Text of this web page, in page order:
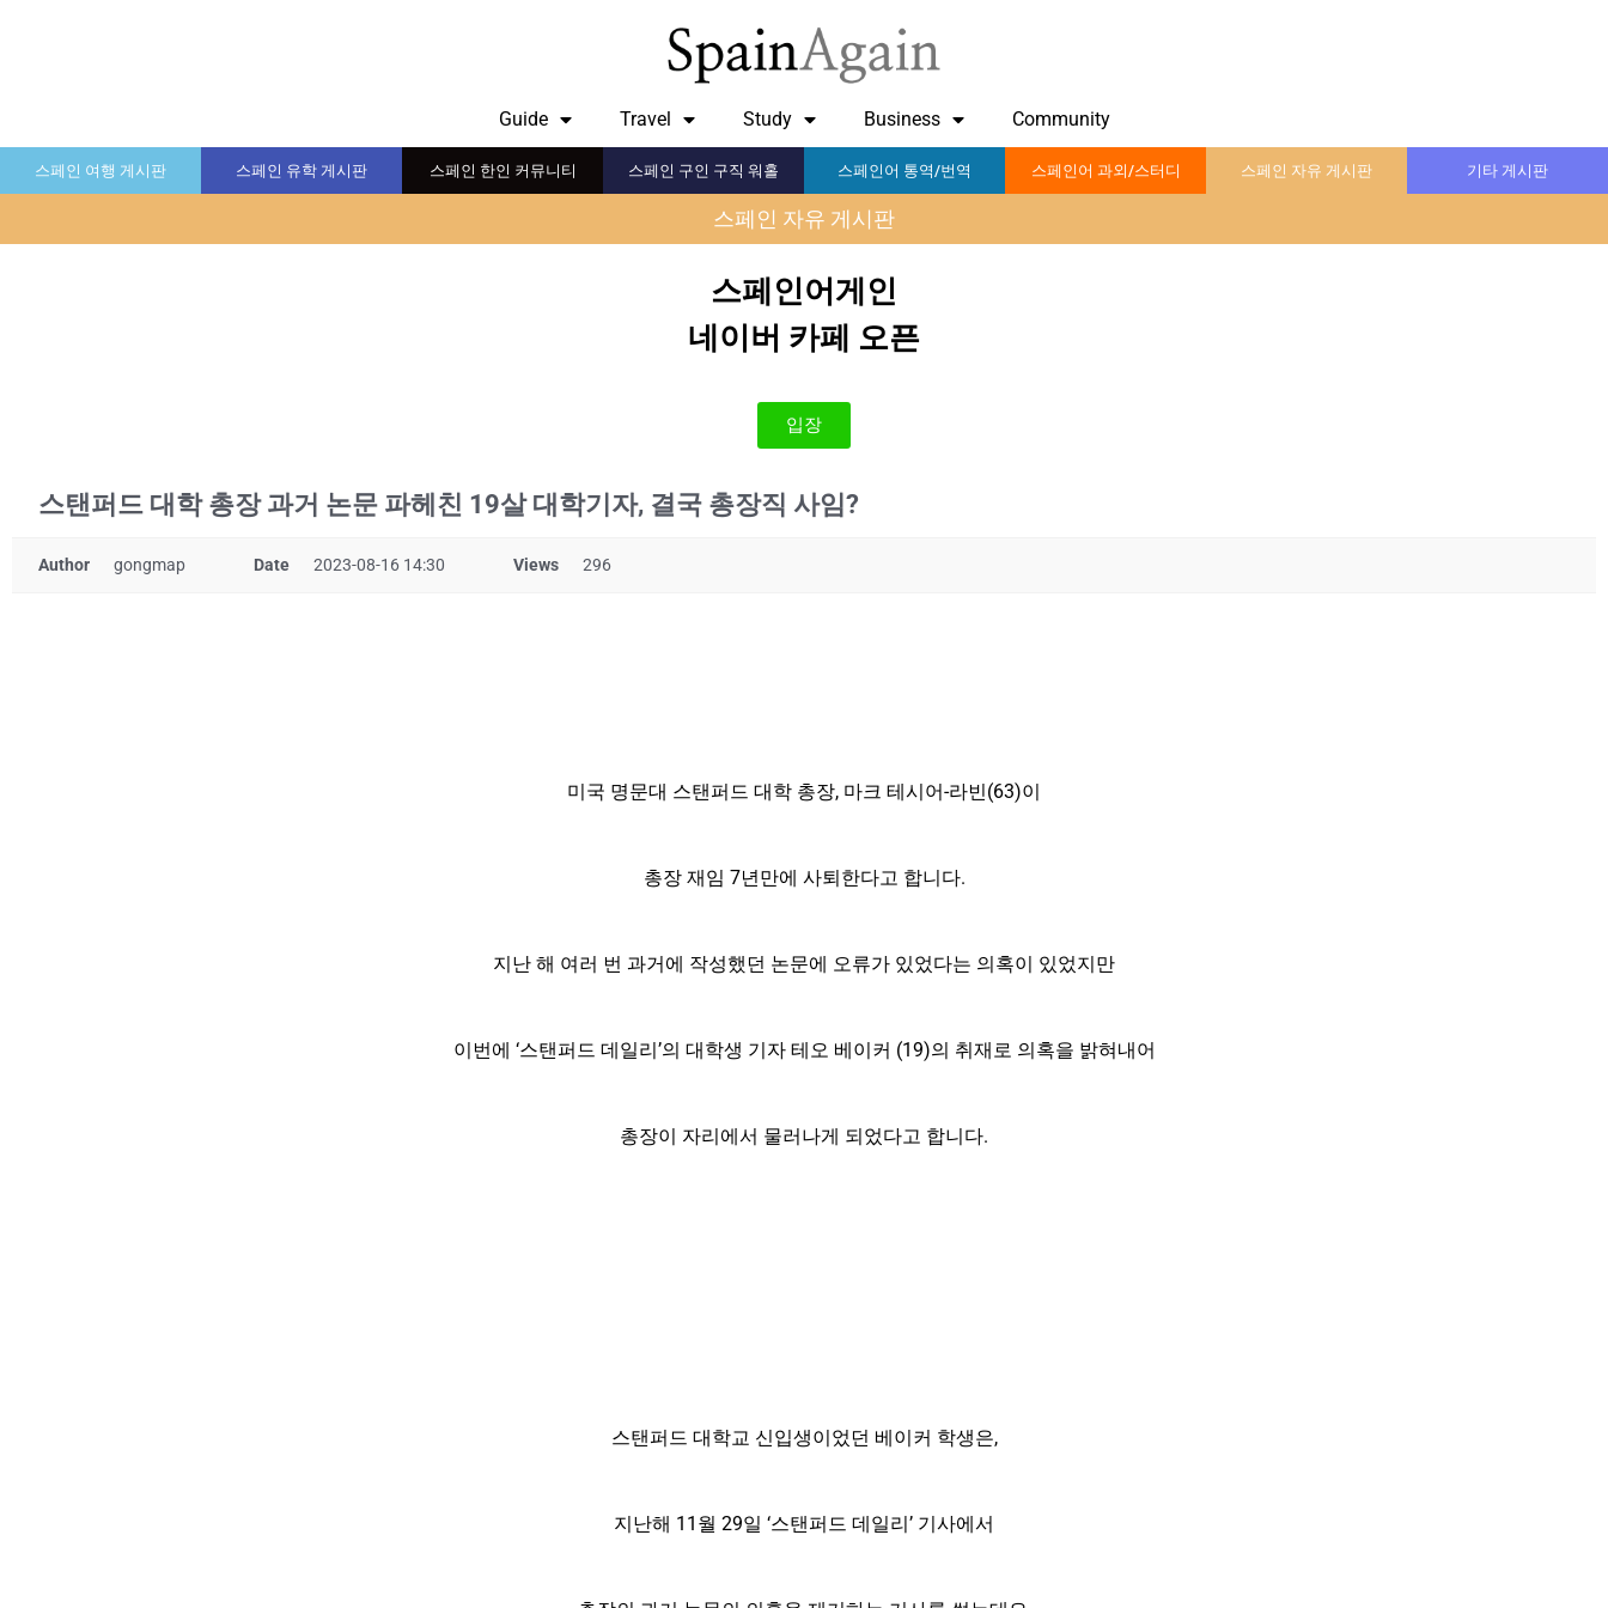
Guide Travel Study Business Community
스페인 여행 게시판 스페인 유학 게시판 스페인 한인 커뮤니티 스페인 구인 구직 워홀 스페인어 통역/번역 스페인어 과외/스터디 스페인 자유 게시판 기타 게시판
스페인 자유 게시판
스페인어게인
네이버 카페 오픈
입장
스탠퍼드 대학 총장 과거 논문 파헤친 19살 대학기자, 결국 총장직 사임?
Author gongmap Date 2023-08-16 14:30 Views 296
미국 명문대 스탠퍼드 대학 총장, 마크 테시어-라빈(63)이
총장 재임 7년만에 사퇴한다고 합니다.
지난 해 여러 번 과거에 작성했던 논문에 오류가 있었다는 의혹이 있었지만
이번에 ‘스탠퍼드 데일리’의 대학생 기자 테오 베이커 (19)의 취재로 의혹을 밝혀내어
총장이 자리에서 물러나게 되었다고 합니다.
스탠퍼드 대학교 신입생이었던 베이커 학생은,
지난해 11월 29일 ‘스탠퍼드 데일리’ 기사에서